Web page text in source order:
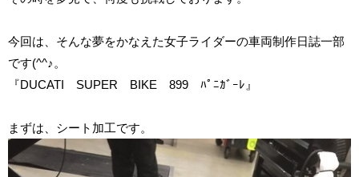
今回は、そんな夢をかなえた女子ライダーの車両制作日誌一部
です(^^♪。
『DUCATI SUPER BIKE 899 ﾊﾟﾆｶﾞｰﾚ』
まずは、シート加工です。